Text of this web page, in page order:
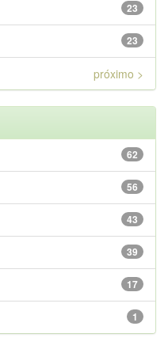
23
23
próximo >
62
56
43
39
17
1